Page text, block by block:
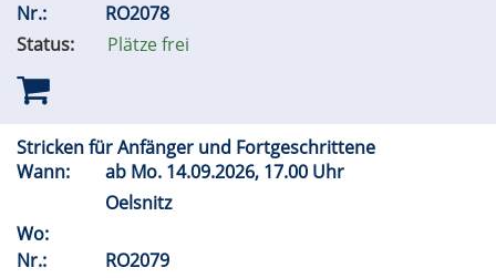
Nr.:
RO2078
Status:
Plätze frei
Stricken für Anfänger und Fortgeschrittene
Wann:
ab Mo. 14.09.2026, 17.00 Uhr
Oelsnitz
Wo:
Nr.:
RO2079